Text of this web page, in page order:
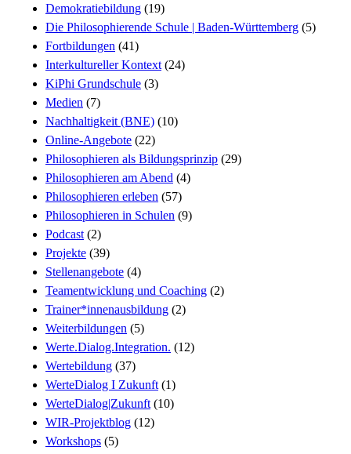
Demokratiebildung (19)
Die Philosophierende Schule | Baden-Württemberg (5)
Fortbildungen (41)
Interkultureller Kontext (24)
KiPhi Grundschule (3)
Medien (7)
Nachhaltigkeit (BNE) (10)
Online-Angebote (22)
Philosophieren als Bildungsprinzip (29)
Philosophieren am Abend (4)
Philosophieren erleben (57)
Philosophieren in Schulen (9)
Podcast (2)
Projekte (39)
Stellenangebote (4)
Teamentwicklung und Coaching (2)
Trainer*innenausbildung (2)
Weiterbildungen (5)
Werte.Dialog.Integration. (12)
Wertebildung (37)
WerteDialog I Zukunft (1)
WerteDialog|Zukunft (10)
WIR-Projektblog (12)
Workshops (5)